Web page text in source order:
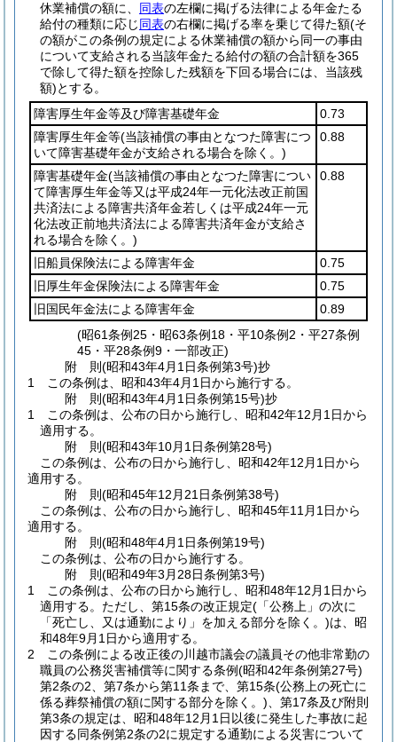
休業補償の額に、 同表の左欄に掲げる法律による年金たる
給付の種類に応じ同表の右欄に掲げる率を乗じて得た額(そ
の額がこの条例の規定による休業補償の額から同一の事由
について支給される当該年金たる給付の額の合計額を365
で除して得た額を控除した残額を下回る場合には、当該残
額)とする。
障害厚生年金等及び障害基礎年金
0.73
障害厚生年金等(当該補償の事由となつた障害につ
いて障害基礎年金が支給される場合を除く。)
0.88
障害基礎年金(当該補償の事由となつた障害につい
て障害厚生年金等又は平成24年一元化法改正前国
共済法による障害共済年金若しくは平成24年一元
化法改正前地共済法による障害共済年金が支給さ
れる場合を除く。)
0.88
旧船員保険法による障害年金
0.75
旧厚生年金保険法による障害年金
0.75
旧国民年金法による障害年金
0.89
(昭61条例25・昭63条例18・平10条例2・平27条例
45・平28条例9・一部改正)
附 則(昭和43年4月1日条例第3号)抄
1
この条例は、昭和43年4月1日から施行する。
附 則(昭和43年4月1日条例第15号)抄
1
この条例は、公布の日から施行し、昭和42年12月1日から
適用する。
附 則(昭和43年10月1日条例第28号)
この条例は、公布の日から施行し、昭和42年12月1日から
適用する。
附 則(昭和45年12月21日条例第38号)
この条例は、公布の日から施行し、昭和45年11月1日から
適用する。
附 則(昭和48年4月1日条例第19号)
この条例は、公布の日から施行する。
附 則(昭和49年3月28日条例第3号)
1
この条例は、公布の日から施行し、昭和48年12月1日から
適用する。 ただし、第15条の改正規定(「公務上」の次に
「死亡し、又は通勤により」を加える部分を除く。)は、昭
和48年9月1日から適用する。
2
この条例による改正後の川越市議会の議員その他非常勤の
職員の公務災害補償等に関する条例(昭和42年条例第27号)
第2条の2、第7条から第11条まで、第15条(公務上の死亡に
係る葬祭補償の額に関する部分を除く。) 、第17条及び附則
第3条の規定は、昭和48年12月1日以後に発生した事故に起
因する同条例第2条の2に規定する通勤による災害について